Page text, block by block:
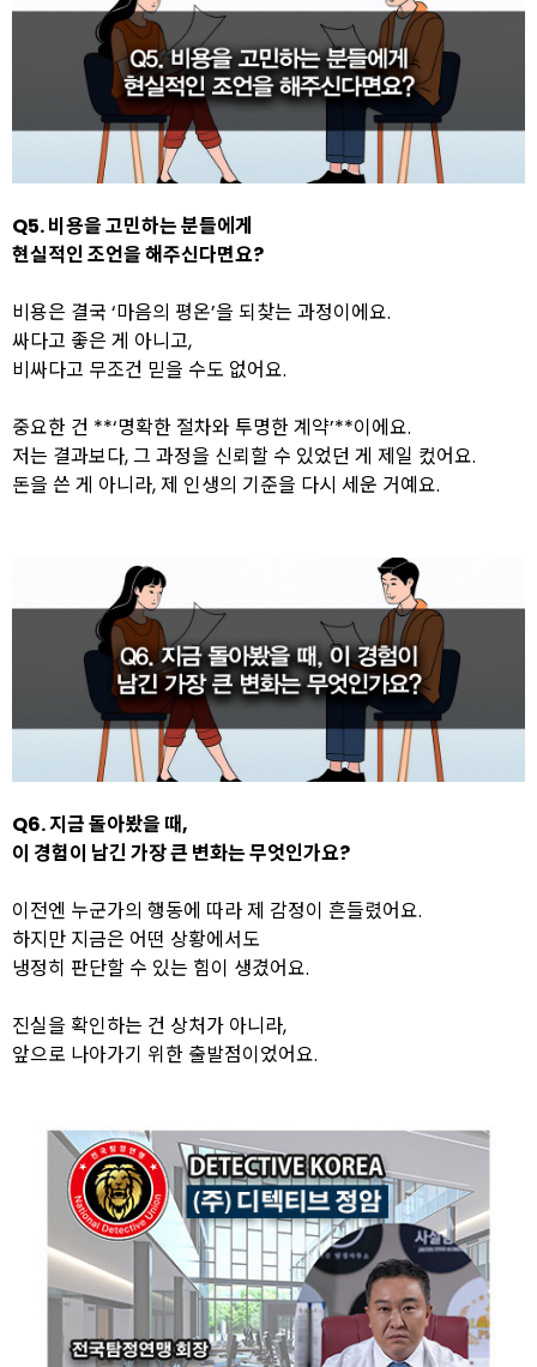
Q5. 비용을 고민하는 분들에게
현실적인 조언을 해주신다면요?
비용은 결국 ‘마음의 평온’을 되찾는 과정이에요.
싸다고 좋은 게 아니고,
비싸다고 무조건 믿을 수도 없어요.
중요한 건 **‘명확한 절차와 투명한 계약’**이에요.
저는 결과보다, 그 과정을 신뢰할 수 있었던 게 제일 컸어요.
돈을 쓴 게 아니라, 제 인생의 기준을 다시 세운 거예요.
Q6. 지금 돌아봤을 때,
이 경험이 남긴 가장 큰 변화는 무엇인가요?
이전엔 누군가의 행동에 따라 제 감정이 흔들렸어요.
하지만 지금은 어떤 상황에서도
냉정히 판단할 수 있는 힘이 생겼어요.
진실을 확인하는 건 상처가 아니라,
앞으로 나아가기 위한 출발점이었어요.